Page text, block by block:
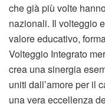
che già più volte
nazionali. Il volteggio
valore educativo,
Volteggio Integrato
crea una sinergia
uniti dall’amore per il
una vera eccellenza